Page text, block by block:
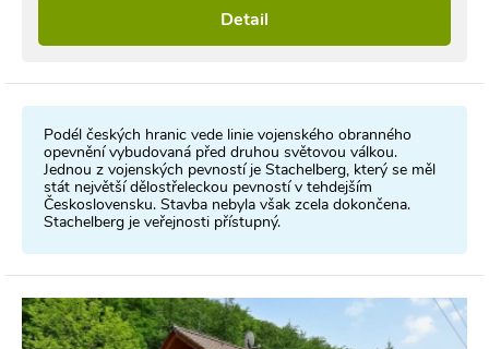
Detail
Podél českých hranic vede linie vojenského obranného
opevnění vybudovaná před druhou světovou válkou.
Jednou z vojenských pevností je Stachelberg, který se měl
stát největší dělostřeleckou pevností v tehdejším
Československu. Stavba nebyla však zcela dokončena.
Stachelberg je veřejnosti přístupný.